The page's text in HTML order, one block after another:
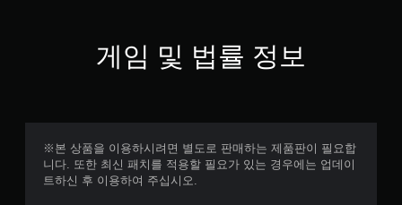
게임 및 법률 정보
※본 상품을 이용하시려면 별도로 판매하는 제품판이 필요합
니다. 또한 최신 패치를 적용할 필요가 있는 경우에는 업데이
트하신 후 이용하여 주십시오.